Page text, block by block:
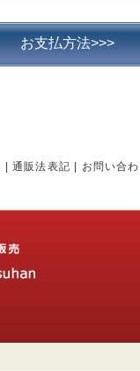
お支払方法>>>
通販法表記 お問い合